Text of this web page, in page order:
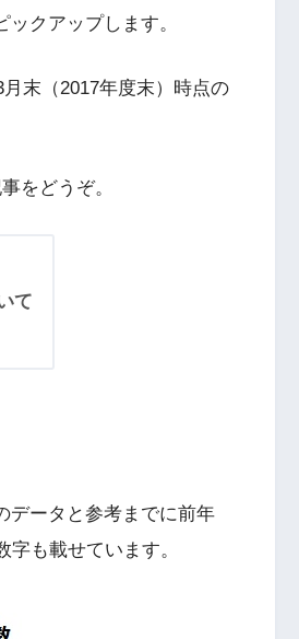
クアップします。
末（2017年度末）時点の
をどうぞ。
て
データと参考までに前年
も載せています。